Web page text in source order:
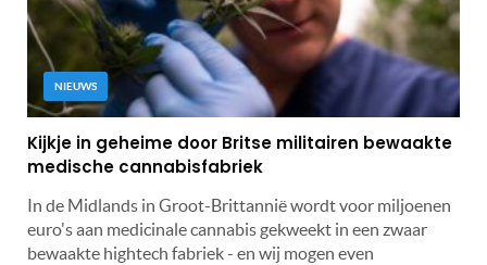
NIEUWS
Kijkje in geheime door Britse militairen bewaakte
medische cannabisfabriek
In de Midlands in Groot-Brittannië wordt voor miljoenen
euro's aan medicinale cannabis gekweekt in een zwaar
bewaakte hightech fabriek - en wij mogen even